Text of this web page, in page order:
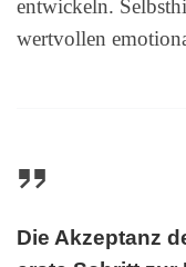
entwickeln.
wertvollen
Die Akzeptanz